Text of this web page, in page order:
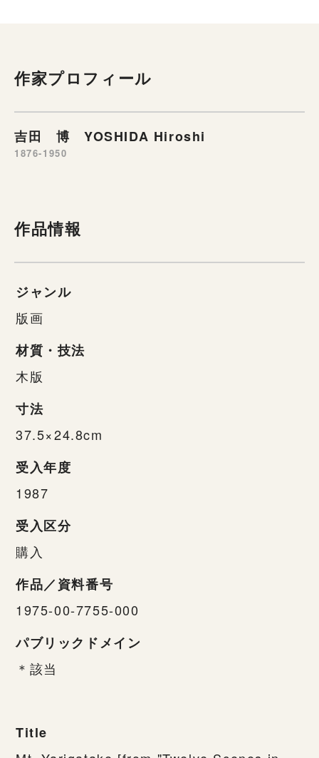
作家プロフィール
吉田 博 YOSHIDA Hiroshi
1876-1950
作品情報
ジャンル
版画
材質・技法
木版
寸法
37.5×24.8cm
受入年度
1987
受入区分
購入
作品／資料番号
1975-00-7755-000
パブリックドメイン
＊該当
Title